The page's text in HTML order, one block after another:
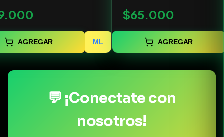
AGREGAR ML
$65.000
AGREGAR
💬 ¡Conectate con
nosotros!